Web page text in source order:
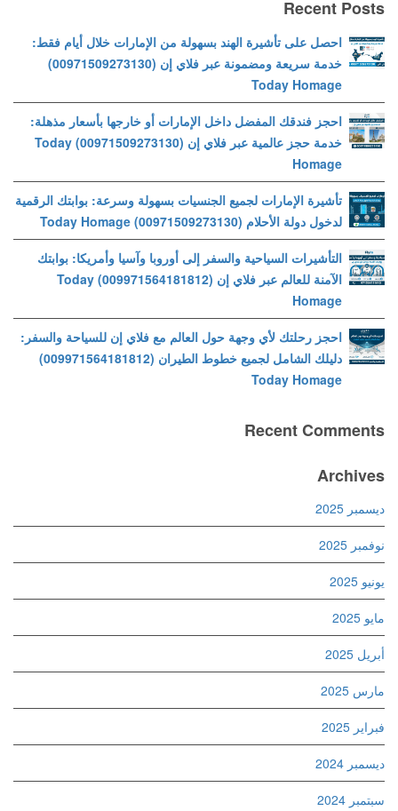
Recent Posts
احصل على تأشيرة الهند بسهولة من الإمارات خلال أيام فقط:
خدمة سريعة ومضمونة عبر فلاي إن (00971509273130)
Today Homage
احجز فندقك المفضل داخل الإمارات أو خارجها بأسعار مذهلة:
خدمة حجز عالمية عبر فلاي إن (00971509273130) Today
Homage
تأشيرة الإمارات لجميع الجنسيات بسهولة وسرعة: بوابتك الرقمية
لدخول دولة الأحلام (00971509273130) Today Homage
التأشيرات السياحية والسفر إلى أوروبا وآسيا وأمريكا: بوابتك
الآمنة للعالم عبر فلاي إن (009971564181812) Today
Homage
احجز رحلتك لأي وجهة حول العالم مع فلاي إن للسياحة والسفر:
دليلك الشامل لجميع خطوط الطيران (009971564181812)
Today Homage
Recent Comments
Archives
ديسمبر 2025
نوفمبر 2025
يونيو 2025
مايو 2025
أبريل 2025
مارس 2025
فبراير 2025
ديسمبر 2024
سبتمبر 2024